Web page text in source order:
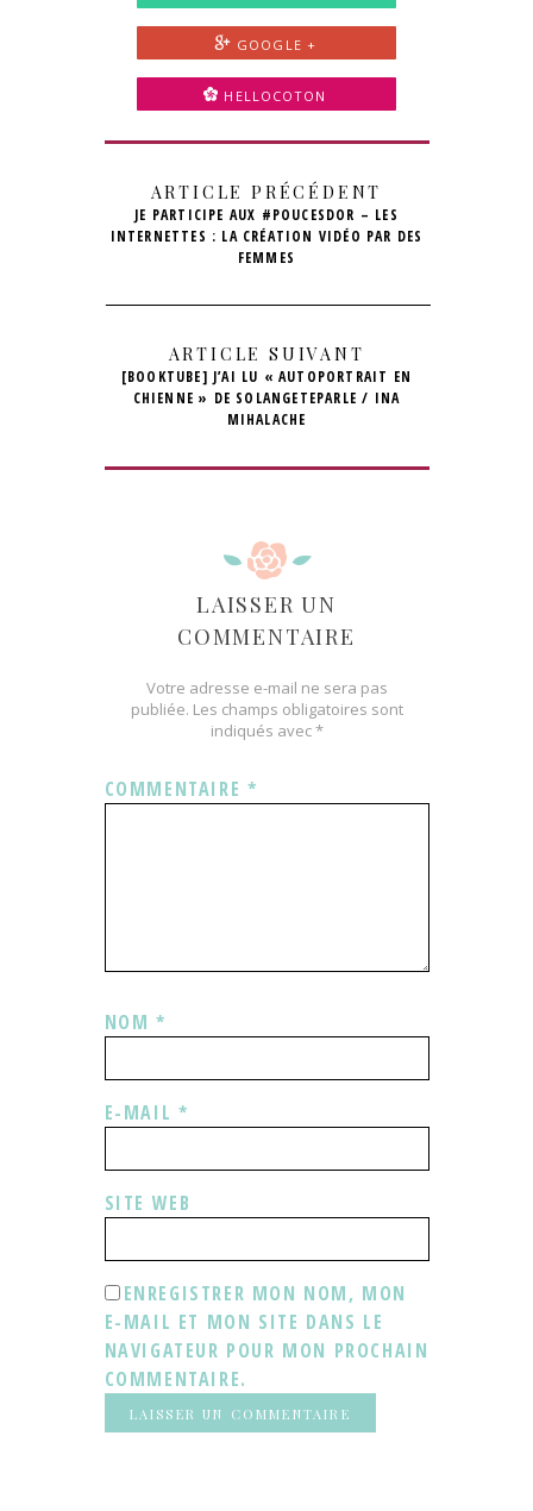
GOOGLE +
HELLOCOTON
ARTICLE PRÉCÉDENT
JE PARTICIPE AUX #POUCESDOR – LES
INTERNETTES : LA CRÉATION VIDÉO PAR DES
FEMMES
ARTICLE SUIVANT
[BOOKTUBE] J’AI LU « AUTOPORTRAIT EN
CHIENNE » DE SOLANGETEPARLE / INA
MIHALACHE
LAISSER UN
COMMENTAIRE
Votre adresse e-mail ne sera pas
publiée. Les champs obligatoires sont
indiqués avec*
COMMENTAIRE *
NOM *
E-MAIL *
SITE WEB
ENREGISTRER MON NOM, MON
E-MAIL ET MON SITE DANS LE
NAVIGATEUR POUR MON PROCHAIN
COMMENTAIRE.